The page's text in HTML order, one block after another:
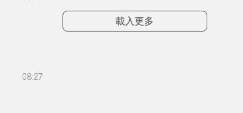
08:27
載入更多